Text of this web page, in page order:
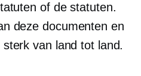
of de statuten.
deze documenten en
van land tot land.